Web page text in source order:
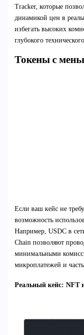
Tracker, которые
динамикой цен в
избегать высоких
глубокого
Токены с
Если ваш кейс не
возможность
Например, USDC в
Chain позволяют
минимальными
микроплатежей и
Реальный кейс: NFT